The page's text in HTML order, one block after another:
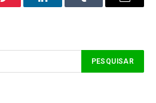
Pinterest LinkedInTumblr Email